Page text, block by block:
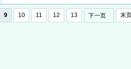
9 10 11 12 13 下一页 末